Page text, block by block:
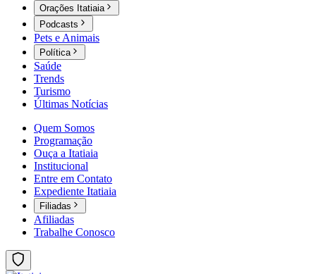
Orações Itatiaia
Podcasts
Pets e Animais
Política
Saúde
Trends
Turismo
Últimas Notícias
Quem Somos
Programação
Ouça a Itatiaia
Institucional
Entre em Contato
Expediente Itatiaia
Filiadas
Afiliadas
Trabalhe Conosco